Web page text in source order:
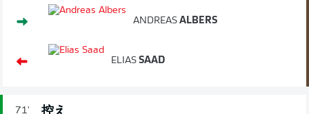
ANDREAS ALBERS
ELIAS SAAD
71' 控え